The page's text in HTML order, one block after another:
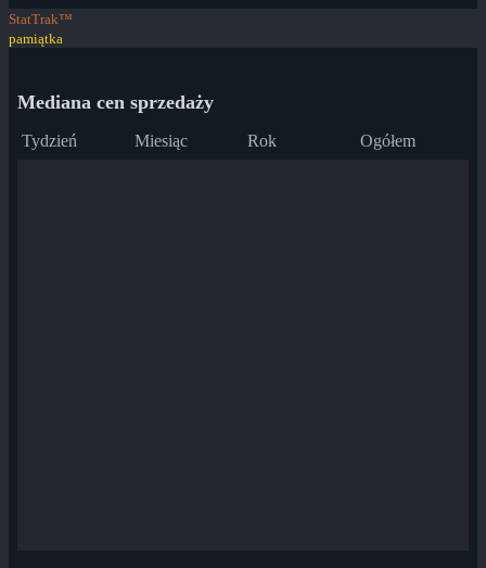
StatTrak™
pamiątka
Mediana cen sprzedaży
Tydzień Miesiąc Rok Ogółem